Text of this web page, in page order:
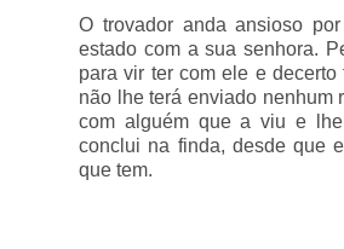
O trovador anda ansioso
estado com a sua senhora.
para vir ter com ele e
não lhe terá enviado nenhum
com alguém que a viu e
conclui na finda, desde que
que tem.